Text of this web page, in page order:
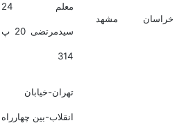
خراسان مشهد
معلم 24
سیدمرتضی 20 پ
314
تهران-خیابان
انقلاب-بین چهارراه